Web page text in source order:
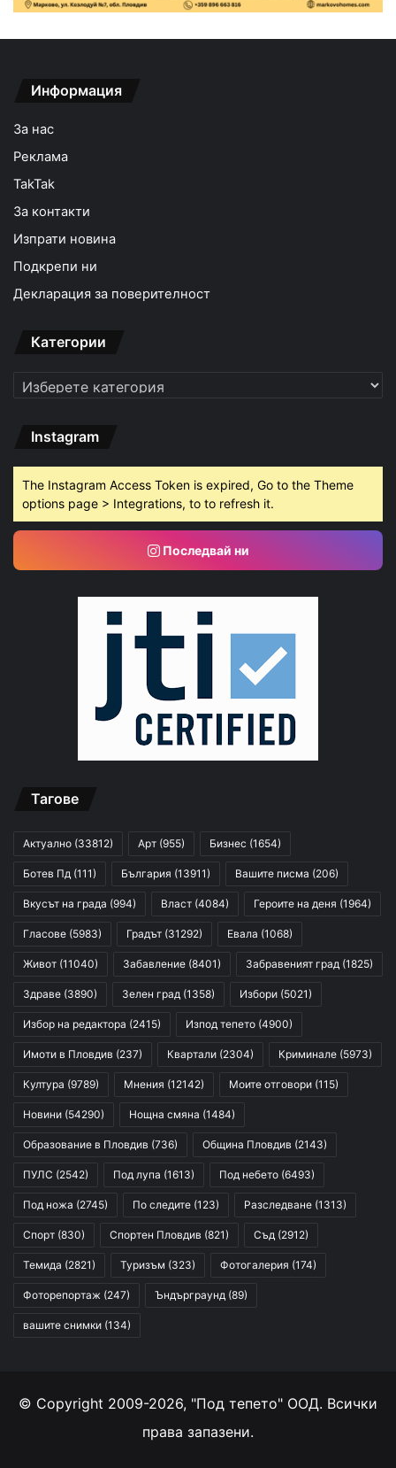
Информация
За нас
Реклама
TakTak
За контакти
Изпрати новина
Подкрепи ни
Декларация за поверителност
Категории
Категории
Instagram
The Instagram Access Token is expired, Go to the Theme
options page > Integrations, to to refresh it.
Последвай ни
Тагове
Актуално (33812) Арт (955) Бизнес (1654)
Ботев Пд (111) България (13911) Вашите писма (206)
Вкусът на града (994) Власт (4084) Героите на деня (1964)
Гласове (5983) Градът (31292) Евала (1068)
Живот (11040) Забавление (8401) Забравеният град (1825)
Здраве (3890) Зелен град (1358) Избори (5021)
Избор на редактора (2415) Изпод тепето (4900)
Имоти в Пловдив (237) Квартали (2304) Криминале (5973)
Култура (9789) Мнения (12142) Моите отговори (115)
Новини (54290) Нощна смяна (1484)
Образование в Пловдив (736) Община Пловдив (2143)
ПУЛС (2542) Под лупа (1613) Под небето (6493)
Под ножа (2745) По следите (123) Разследване (1313)
Спорт (830) Спортен Пловдив (821) Съд (2912)
Темида (2821) Туризъм (323) Фотогалерия (174)
Фоторепортаж (247) Ъндърграунд (89)
вашите снимки (134)
© Copyright 2009-2026, "Под тепето" ООД. Всички
права запазени.